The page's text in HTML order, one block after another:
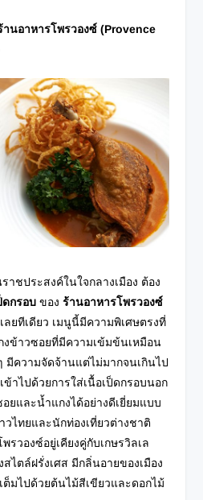
นอาหารโพรวองซ์ (Provence
ระสงค์ในใจกลางเมือง ต้อง
ดกรอบ ของร้านอาหารโพรวองซ์
ลยทีเดียว เมนูนี้มีความพิเศษตรงที่
งข้าวซอยที่มีความเข้มข้นเหมือน
มีความจัดจ้านแต่ไม่มากจนเกินไป
ข้าไปด้วยการใส่เนื้อเป็ดกรอบนอก
ยและน้ำแกงได้อย่างดีเยี่ยมแบบ
วไทยและนักท่องเที่ยวต่างชาติ
รวองซ์อยู่เคียงคู่กับเกษรวิลเล
ไตล์ฝรั่งเศส มีกลิ่นอายของเมือง
มไปด้วยต้นไม้สีเขียวและดอกไม้